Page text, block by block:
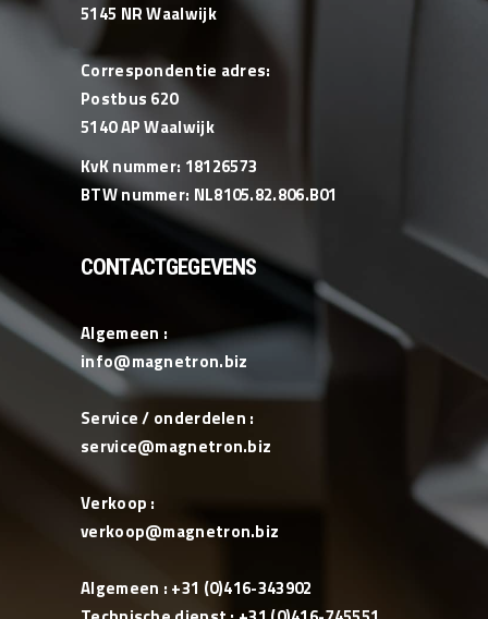
5145 NR Waalwijk
Correspondentie adres:
Postbus 620
5140 AP Waalwijk
KvK nummer: 18126573
BTW nummer: NL8105.82.806.B01
CONTACTGEGEVENS
Algemeen :
info@magnetron.biz
Service / onderdelen :
service@magnetron.biz
Verkoop :
verkoop@magnetron.biz
Algemeen : +31 (0)416-343902